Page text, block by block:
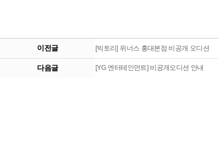
이전글 [빅토리] 위너스 홍대본점 비공개 오디션
다음글 [YG 엔터테인먼트] 비공개오디션 안내